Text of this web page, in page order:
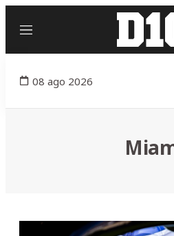
Menú
08 ago 2026